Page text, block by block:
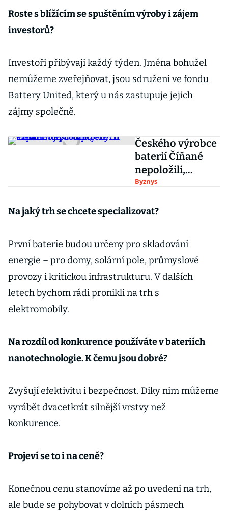
Roste s blížícím se spuštěním výroby i zájem
investorů?
Investoři přibývají každý týden. Jména bohužel
nemůžeme zveřejňovat, jsou sdruženi ve fondu
Battery United, který u nás zastupuje jejich
zájmy společně.
Českého výrobce
baterií Číňané
nepoložili,
expanduje do
Byznys
Na jaký trh se chcete specializovat?
První baterie budou určeny pro skladování
energie – pro domy, solární pole, průmyslové
provozy i kritickou infrastrukturu. V dalších
letech bychom rádi pronikli na trh s
elektromobily.
Na rozdíl od konkurence používáte v bateriích
nanotechnologie. K čemu jsou dobré?
Zvyšují efektivitu i bezpečnost. Díky nim můžeme
vyrábět dvacetkrát silnější vrstvy než
konkurence.
Projeví se to i na ceně?
Konečnou cenu stanovíme až po uvedení na trh,
ale bude se pohybovat v dolních pásmech